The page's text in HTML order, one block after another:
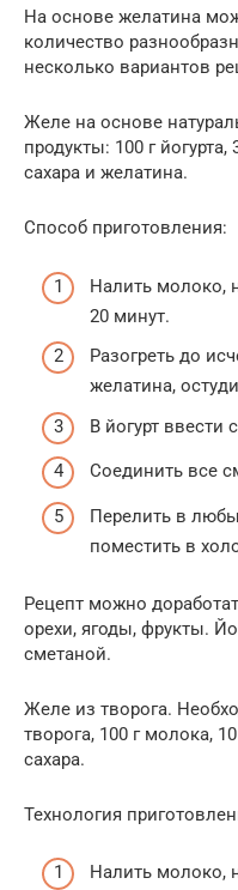
На основе желатина
количество
несколько вариантов
Желе на основе
продукты: 100 г
сахара и желатина.
Способ приготовления:
Налить молоко,
20 минут.
Разогреть до
желатина,
В йогурт ввести
Соединить все
Перелить в
поместить в
Рецепт можно
орехи, ягоды, фрукты.
сметаной.
Желе из творога.
творога, 100 г молока,
сахара.
Технология
Налить молоко,